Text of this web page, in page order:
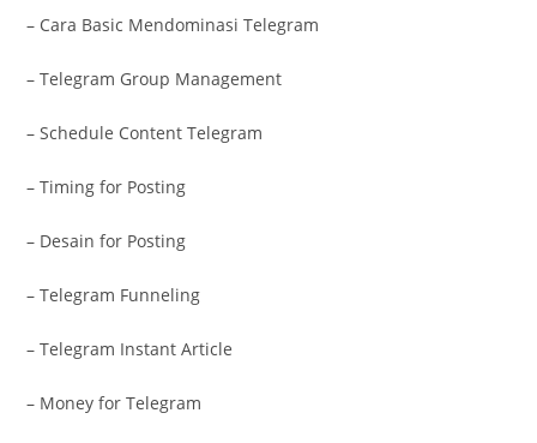
– Cara Basic Mendominasi Telegram
– Telegram Group Management
– Schedule Content Telegram
– Timing for Posting
– Desain for Posting
– Telegram Funneling
– Telegram Instant Article
– Money for Telegram